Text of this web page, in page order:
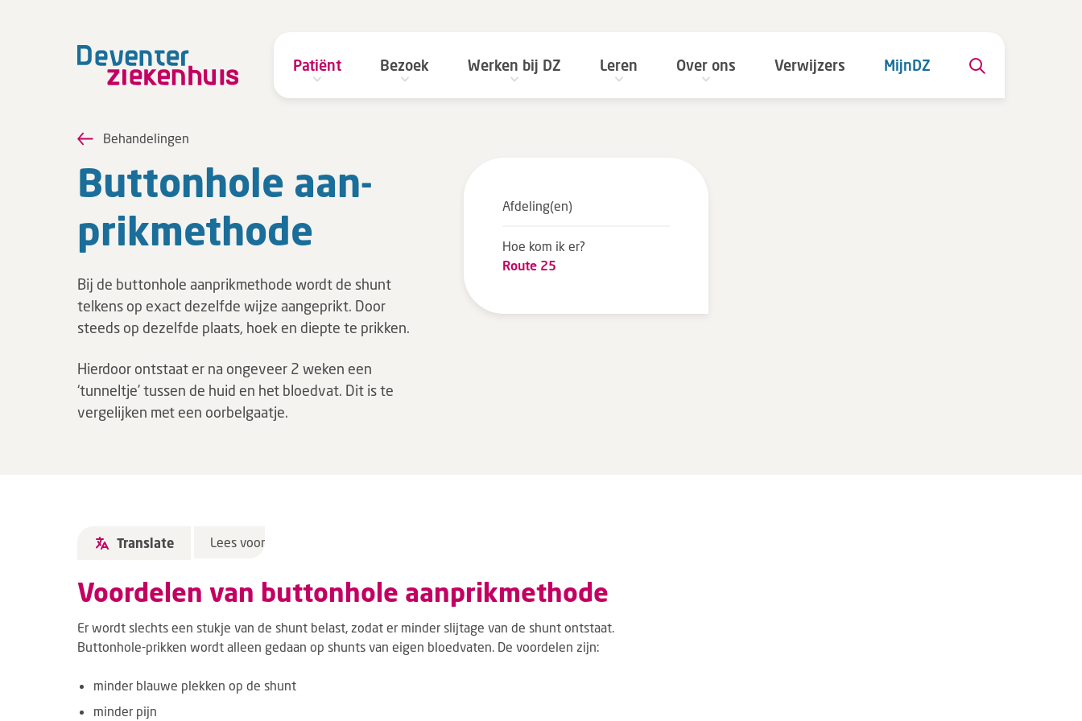
Patiënt Bezoek Werken bij DZ Leren Over ons Verwijzers MijnDZ
Behandelingen
But­ton­ho­le aan­
prik­me­tho­de
Bij de buttonhole aanprikmethode wordt de shunt
telkens op exact dezelfde wijze aangeprikt. Door
steeds op dezelfde plaats, hoek en diepte te prikken.
Hierdoor ontstaat er na ongeveer 2 weken een
‘tunneltje’ tussen de huid en het bloedvat. Dit is te
vergelijken met een oorbelgaatje.
Afdeling(en)
Hoe kom ik er?
Route 25
Translate Lees voor
Voordelen van buttonhole aanprikmethode
Er wordt slechts een stukje van de shunt belast, zodat er minder slijtage van de shunt ontstaat.
Buttonhole-prikken wordt alleen gedaan op shunts van eigen bloedvaten. De voordelen zijn:
minder blauwe plekken op de shunt
minder pijn